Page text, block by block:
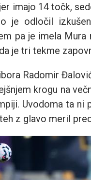
imajo 14 točk,
je odločil
pa je imela
je tri tekme
Radomir
krogu na
Uvodoma ta ni
z glavo meril